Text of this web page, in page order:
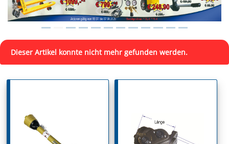
Dieser Artikel konnte nicht mehr gefunden werden.